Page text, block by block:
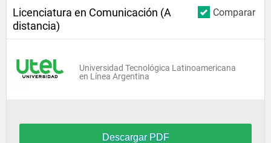
Comparar
Licenciatura en Comunicación (A
distancia)
Universidad Tecnológica Latinoamericana
en Línea Argentina
Descargar PDF